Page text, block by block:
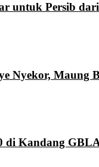
untuk Persib
Nyekor,
di Kandang